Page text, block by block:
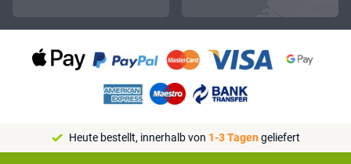
Heute bestellt, innerhalb von 1-3 Tagengeliefert